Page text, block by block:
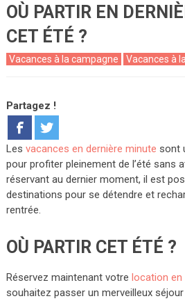
OÙ PARTIR EN
CET ÉTÉ ?
Vacances à la campagne Vacances à
Partagez !
Les vacances en dernière minute sont
pour profiter pleinement de l’été sans
réservant au dernier moment, il est
destinations pour se détendre et
rentrée.
OÙ PARTIR CET ÉTÉ ?
Réservez maintenant votre location en
souhaitez passer un merveilleux